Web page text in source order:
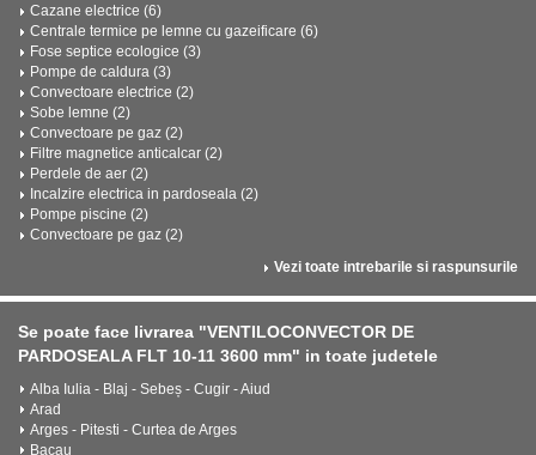
Cazane electrice (6)
Centrale termice pe lemne cu gazeificare (6)
Fose septice ecologice (3)
Pompe de caldura (3)
Convectoare electrice (2)
Sobe lemne (2)
Convectoare pe gaz (2)
Filtre magnetice anticalcar (2)
Perdele de aer (2)
Incalzire electrica in pardoseala (2)
Pompe piscine (2)
Convectoare pe gaz (2)
Vezi toate intrebarile si raspunsurile
Se poate face livrarea "VENTILOCONVECTOR DE
PARDOSEALA FLT 10-11 3600 mm" in toate judetele
Alba Iulia - Blaj - Sebeș - Cugir - Aiud
Arad
Arges - Pitesti - Curtea de Arges
Bacau